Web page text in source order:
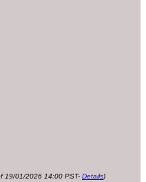
19/01/2026 14:00 PST- Details)